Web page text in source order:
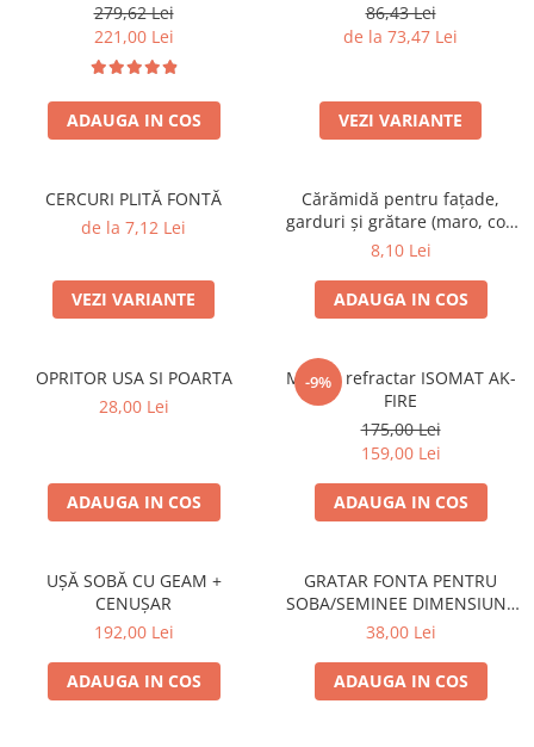
279,62 Lei
221,00 Lei
ADAUGA IN COS
86,43 Lei
de la 73,47 Lei
VEZI VARIANTE
CERCURI PLITĂ FONTĂ
de la 7,12 Lei
VEZI VARIANTE
Cărămidă pentru fațade,
garduri și grătare (maro, colț
rotunjit) – 250 × 120 × 65 mm
8,10 Lei
ADAUGA IN COS
OPRITOR USA SI POARTA
28,00 Lei
ADAUGA IN COS
-9%
Mortar refractar ISOMAT AK-
FIRE
175,00 Lei
159,00 Lei
ADAUGA IN COS
UȘĂ SOBĂ CU GEAM +
CENUȘAR
192,00 Lei
ADAUGA IN COS
GRATAR FONTA PENTRU
SOBA/SEMINEE DIMENSIUNE
250x170 mm
38,00 Lei
ADAUGA IN COS